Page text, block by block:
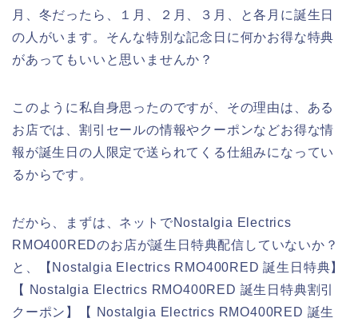
月、冬だったら、１月、２月、３月、と各月に誕生日
の人がいます。そんな特別な記念日に何かお得な特典
があってもいいと思いませんか？
このように私自身思ったのですが、その理由は、ある
お店では、割引セールの情報やクーポンなどお得な情
報が誕生日の人限定で送られてくる仕組みになってい
るからです。
だから、まずは、ネットでNostalgia Electrics
RMO400REDのお店が誕生日特典配信していないか？
と、【Nostalgia Electrics RMO400RED 誕生日特典】
【 Nostalgia Electrics RMO400RED 誕生日特典割引
クーポン】【 Nostalgia Electrics RMO400RED 誕生